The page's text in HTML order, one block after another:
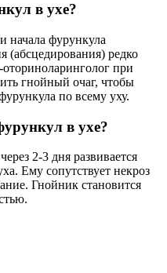
в ухе?
начала фурункула
(абсцедирования) редко
при
гнойный очаг, чтобы
по всему уху.
в ухе?
2-3 дня развивается
Ему сопутствует некроз
Гнойник становится